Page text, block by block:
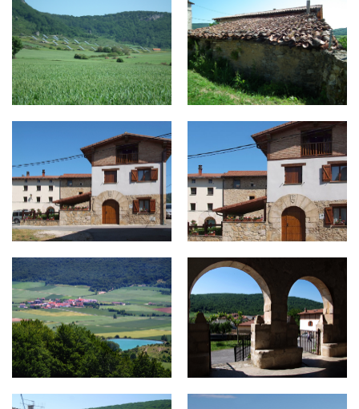
alda9-900x430.jpg
alda10.jpg alda2.jpg
alda3.jpg sv5.jpg